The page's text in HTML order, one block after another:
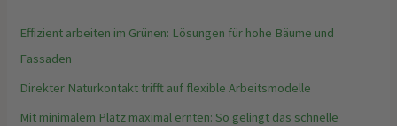
Effizient arbeiten im Grünen: Lösungen für hohe Bäume und
Fassaden
Direkter Naturkontakt trifft auf flexible Arbeitsmodelle
Mit minimalem Platz maximal ernten: So gelingt das schnelle